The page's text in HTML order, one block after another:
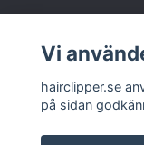
Vi
hairclipper.se
på sidan